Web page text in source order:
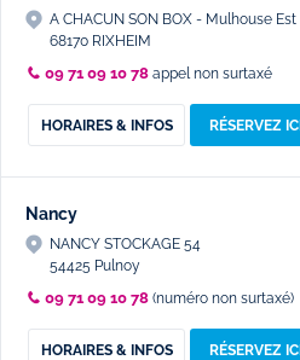
A CHACUN SON BOX - Mulhouse Est
68170 RIXHEIM
09 71 09 10 78 appel non surtaxé
HORAIRES & INFOS RÉSERVEZ ICI
Nancy
NANCY STOCKAGE 54
54425 Pulnoy
09 71 09 10 78 (numéro non surtaxé)
HORAIRES & INFOS RÉSERVEZ ICI